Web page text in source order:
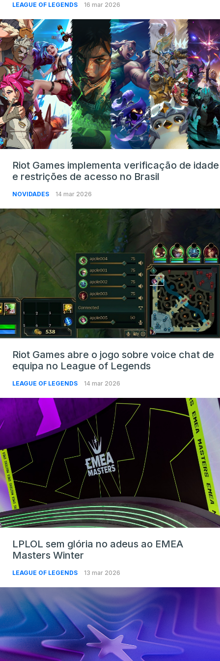
LEAGUE OF LEGENDS 16 mar 2026
Riot Games implementa verificação de idade
e restrições de acesso no Brasil
NOVIDADES 14 mar 2026
Riot Games abre o jogo sobre voice chat de
equipa no League of Legends
LEAGUE OF LEGENDS 14 mar 2026
LPLOL sem glória no adeus ao EMEA
Masters Winter
LEAGUE OF LEGENDS 13 mar 2026